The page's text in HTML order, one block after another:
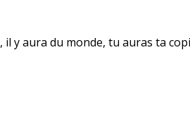
y aura du monde, tu auras ta